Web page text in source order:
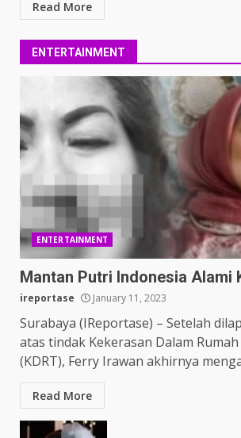
Read More
ENTERTAINMENT
ENTERTAINMENT
Mantan Putri Indonesia Alami
ireportase January 11, 2023
Surabaya (IReportase) – Setelah
atas tindak Kekerasan Dalam
(KDRT), Ferry Irawan akhirnya
Read More